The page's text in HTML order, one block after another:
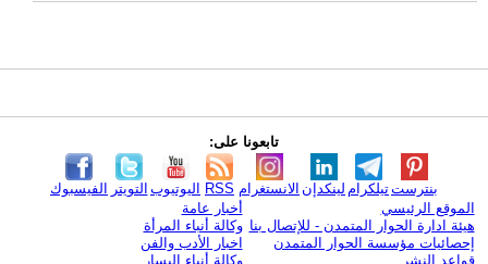
تابعونا على:
الفيسبوك التويتر اليوتيوب RSS الانستغرام لينكدإن تيلكرامبنترست
الموقع الرئيسي
هيئة ادارة الحوار المتمدن - للإتصال بنا
إحصائيات مؤسسة الحوار المتمدن
قواعد النشر
أخبار عامة
وكالة أنباء المرأة
اخبار الأدب والفن
وكالة أنباء اليسار